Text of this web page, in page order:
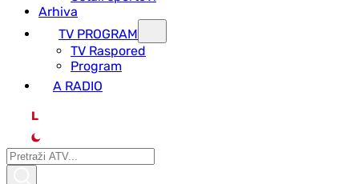
Arhiva
TV PROGRAM
ТV Raspored
Program
A RADIO
L